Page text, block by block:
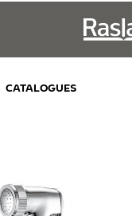
CATALOGUES